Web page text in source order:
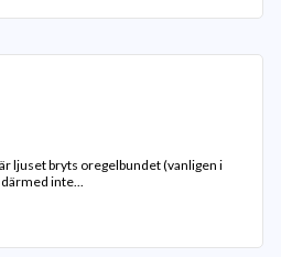
ljuset bryts oregelbundet (vanligen i
inte...